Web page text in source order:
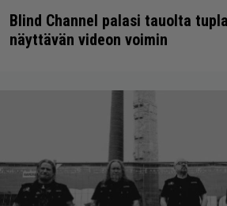
Blind Channel palasi tauolta
näyttävän videon voimin